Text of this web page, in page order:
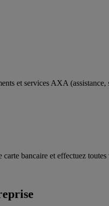
et services AXA
bancaire et effectuez